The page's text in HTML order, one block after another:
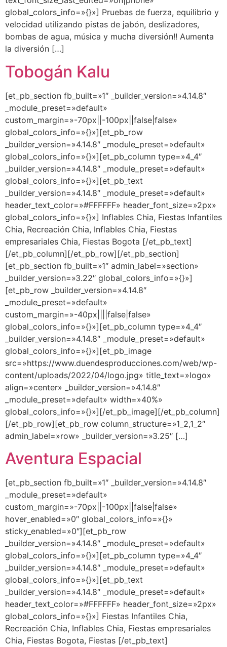
global_colors_info=»{}»] Pruebas de fuerza, equilibrio y
velocidad utilizando pistas de jabón, deslizadores,
bombas de agua, música y mucha diversión!! Aumenta
la diversión […]
Tobogán Kalu
[et_pb_section fb_built=»1″ _builder_version=»4.14.8″
_module_preset=»default»
custom_margin=»-70px||-100px||false|false»
global_colors_info=»{}»][et_pb_row
_builder_version=»4.14.8″ _module_preset=»default»
global_colors_info=»{}»][et_pb_column type=»4_4″
_builder_version=»4.14.8″ _module_preset=»default»
global_colors_info=»{}»][et_pb_text
_builder_version=»4.14.8″ _module_preset=»default»
header_text_color=»#FFFFFF» header_font_size=»2px»
global_colors_info=»{}»] Inflables Chia, Fiestas Infantiles
Chia, Recreación Chia, Inflables Chia, Fiestas
empresariales Chia, Fiestas Bogota [/et_pb_text]
[/et_pb_column][/et_pb_row][/et_pb_section]
[et_pb_section fb_built=»1″ admin_label=»section»
_builder_version=»3.22″ global_colors_info=»{}»]
[et_pb_row _builder_version=»4.14.8″
_module_preset=»default»
custom_margin=»-40px||||false|false»
global_colors_info=»{}»][et_pb_column type=»4_4″
_builder_version=»4.14.8″ _module_preset=»default»
global_colors_info=»{}»][et_pb_image
src=»https://www.duendesproducciones.com/web/wp-
content/uploads/2022/04/logo.jpg» title_text=»logo»
align=»center» _builder_version=»4.14.8″
_module_preset=»default» width=»40%»
global_colors_info=»{}»][/et_pb_image][/et_pb_column]
[/et_pb_row][et_pb_row column_structure=»1_2,1_2″
admin_label=»row» _builder_version=»3.25″ […]
Aventura Espacial
[et_pb_section fb_built=»1″ _builder_version=»4.14.8″
_module_preset=»default»
custom_margin=»-70px||-100px||false|false»
hover_enabled=»0″ global_colors_info=»{}»
sticky_enabled=»0″][et_pb_row
_builder_version=»4.14.8″ _module_preset=»default»
global_colors_info=»{}»][et_pb_column type=»4_4″
_builder_version=»4.14.8″ _module_preset=»default»
global_colors_info=»{}»][et_pb_text
_builder_version=»4.14.8″ _module_preset=»default»
header_text_color=»#FFFFFF» header_font_size=»2px»
global_colors_info=»{}»] Fiestas Infantiles Chia,
Recreación Chia, Inflables Chia, Fiestas empresariales
Chia, Fiestas Bogota, Fiestas [/et_pb_text]